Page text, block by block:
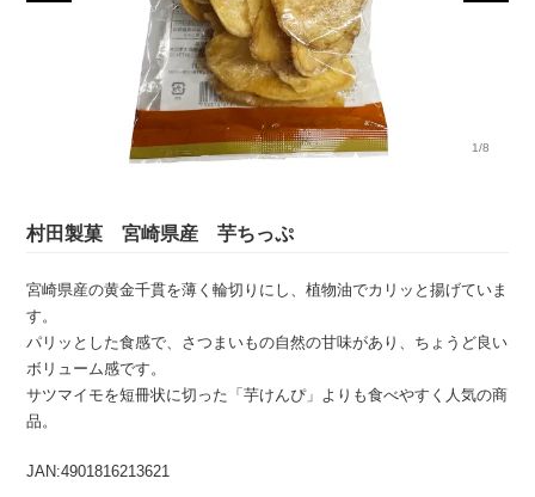
1/8
村田製菓 宮崎県産 芋ちっぷ
宮崎県産の黄金千貫を薄く輪切りにし、植物油でカリッと揚げていま
す。
パリッとした食感で、さつまいもの自然の甘味があり、ちょうど良い
ボリューム感です。
サツマイモを短冊状に切った「芋けんぴ」よりも食べやすく人気の商
品。
JAN:4901816213621